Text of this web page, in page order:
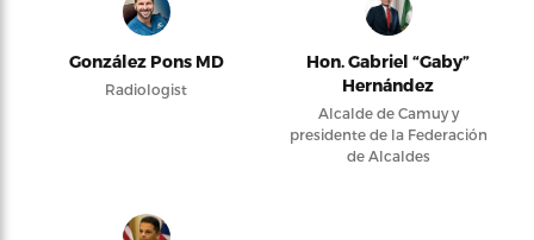
González Pons MD
Radiologist
Hon. Gabriel “Gaby”
Hernández
Alcalde de Camuy y
presidente de la Federación
de Alcaldes